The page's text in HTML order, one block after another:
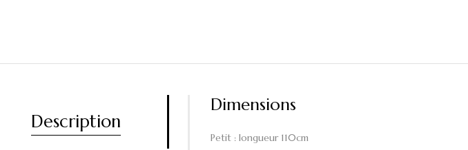
Description
Dimensions
Petit : longueur 110cm